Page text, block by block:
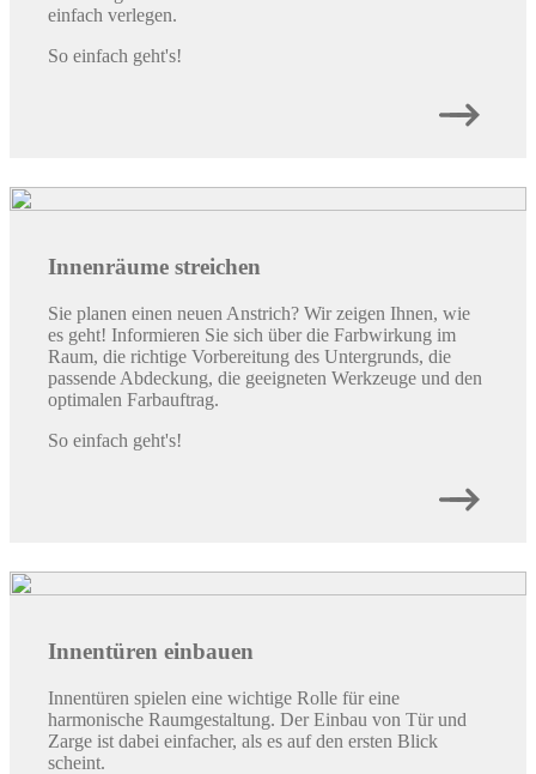
einfach verlegen.
So einfach geht's!
Innenräume streichen
Sie planen einen neuen Anstrich? Wir zeigen Ihnen, wie
es geht! Informieren Sie sich über die Farbwirkung im
Raum, die richtige Vorbereitung des Untergrunds, die
passende Abdeckung, die geeigneten Werkzeuge und den
optimalen Farbauftrag.
So einfach geht's!
Innentüren einbauen
Innentüren spielen eine wichtige Rolle für eine
harmonische Raumgestaltung. Der Einbau von Tür und
Zarge ist dabei einfacher, als es auf den ersten Blick
scheint.